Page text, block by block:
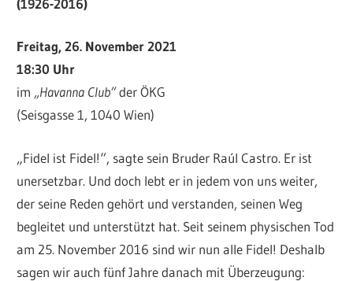
(1926-2016)
Freitag, 26. November 2021
18:30 Uhr
im „Havanna Club“der ÖKG
(Seisgasse 1, 1040 Wien)
„Fidel ist Fidel!“, sagte sein Bruder Raúl Castro. Er ist
unersetzbar. Und doch lebt er in jedem von uns weiter,
der seine Reden gehört und verstanden, seinen Weg
begleitet und unterstützt hat. Seit seinem physischen Tod
am 25. November 2016 sind wir nun alle Fidel! Deshalb
sagen wir auch fünf Jahre danach mit Überzeugung: